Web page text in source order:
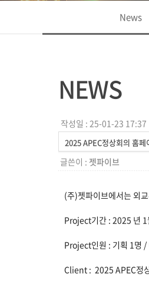
News
NEWS
작성일 : 25-01-23 17:37
2025 APEC정상회의 홈
글쓴이 : 젯파이브
(주)젯파이브에서는 외
Project기간 : 2025 년
Project인원 : 기획 1명 /
Client : 2025 APEC정